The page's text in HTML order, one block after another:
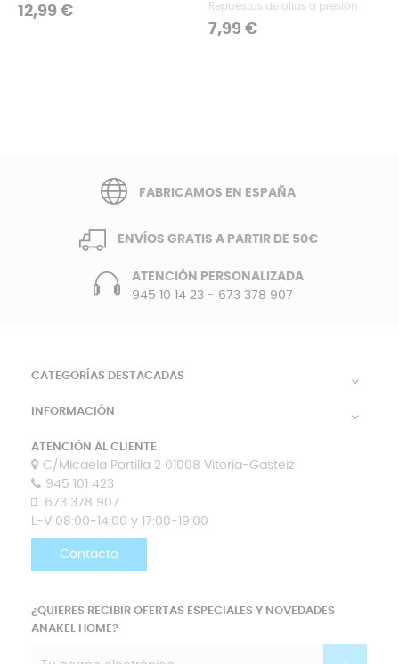
Precio
12,99 € Repuestos de ollas a presión
Precio
7,99 €
FABRICAMOS EN ESPAÑA
ENVÍOS GRATIS A PARTIR DE 50€
ATENCIÓN PERSONALIZADA
945 10 14 23- 673 378 907
CATEGORÍAS DESTACADAS 
INFORMACIÓN 
ATENCIÓN AL CLIENTE
C/Micaela Portilla 2 01008 Vitoria-Gasteiz
945 101 423
673 378 907
L-V 08:00-14:00 y 17:00-19:00
Contacto
¿QUIERES RECIBIR OFERTAS ESPECIALES Y NOVEDADES
ANAKEL HOME?